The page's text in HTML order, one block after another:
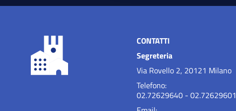
CONTATTI
Segreteria
Via Rovello 2, 20121 Milano
Telefono:
02.72629640 - 02.72629601